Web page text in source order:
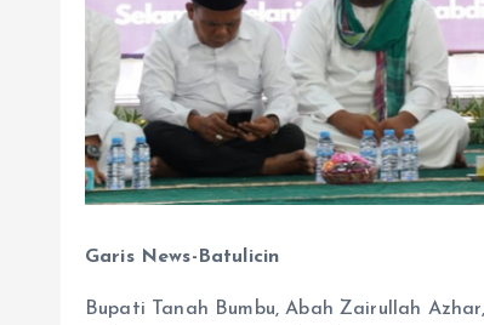
Garis News-Batulicin
Bupati Tanah Bumbu, Abah Zairullah